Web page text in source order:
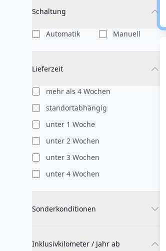
Schaltung
Automatik Manuell
Lieferzeit
mehr als 4 Wochen
standortabhängig
unter 1 Woche
unter 2 Wochen
unter 3 Wochen
unter 4 Wochen
Sonderkonditionen
Inklusivkilometer / Jahr ab